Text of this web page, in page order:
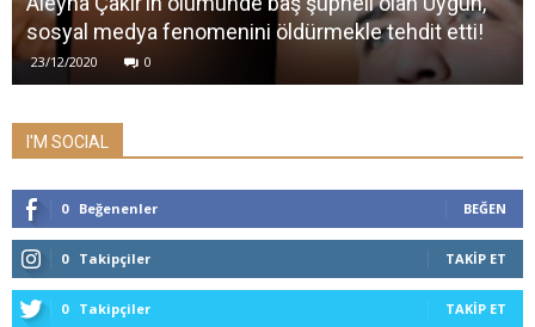
sosyal medya fenomenini öldürmekle tehdit etti!
23/12/2020 0
I'M SOCIAL
0 Beğenenler BEĞEN
0 Takipçiler TAKIP ET
0 Takipçiler TAKIP ET